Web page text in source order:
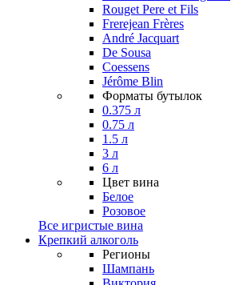
Rouget Pere et Fils
Frerejean Frères
André Jacquart
De Sousa
Coessens
Jérôme Blin
Форматы бутылок
0.375 л
0.75 л
1.5 л
3 л
6 л
Цвет вина
Белое
Розовое
Все игристые вина
Крепкий алкоголь
Регионы
Шампань